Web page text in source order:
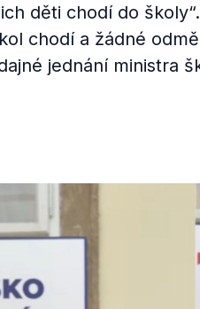
děti chodí do
chodí a žádné
jednání ministra